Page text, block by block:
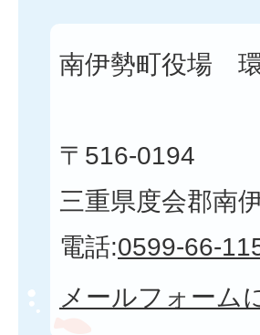
南伊勢町役場
〒516-0194
三重県度会郡南
電話:0599-66-
メールフォーム